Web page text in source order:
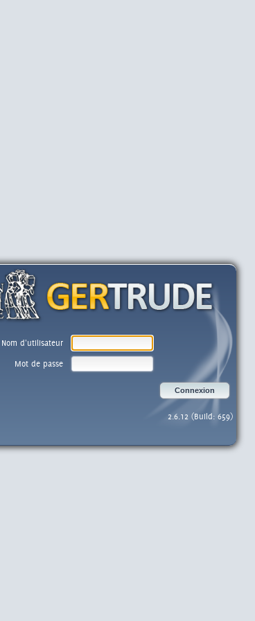
Nom d'utilisateur
Mot de passe
Connexion
2.6.12 (Build: 659)